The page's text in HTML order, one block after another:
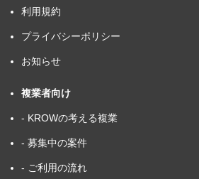
利用規約
プライバシーポリシー
お知らせ
複業者向け
- KROWの考える複業
- 募集中の案件
- ご利用の流れ